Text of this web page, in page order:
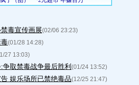
毒宣传画展(02/06 23:23)
(01/28 14:28)
27 13:03)
取禁毒战争最后胜利 (01/24 13:52)
娱乐场所已禁绝毒品(12/25 21:47)